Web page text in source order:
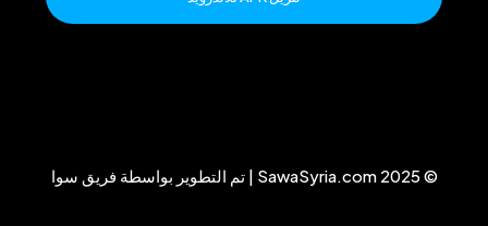
© 2025 SawaSyria.com | تم التطوير بواسطة فريق سوا